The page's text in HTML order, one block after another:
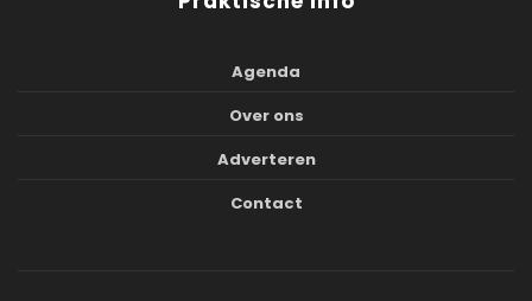
Agenda
Over ons
Adverteren
Contact